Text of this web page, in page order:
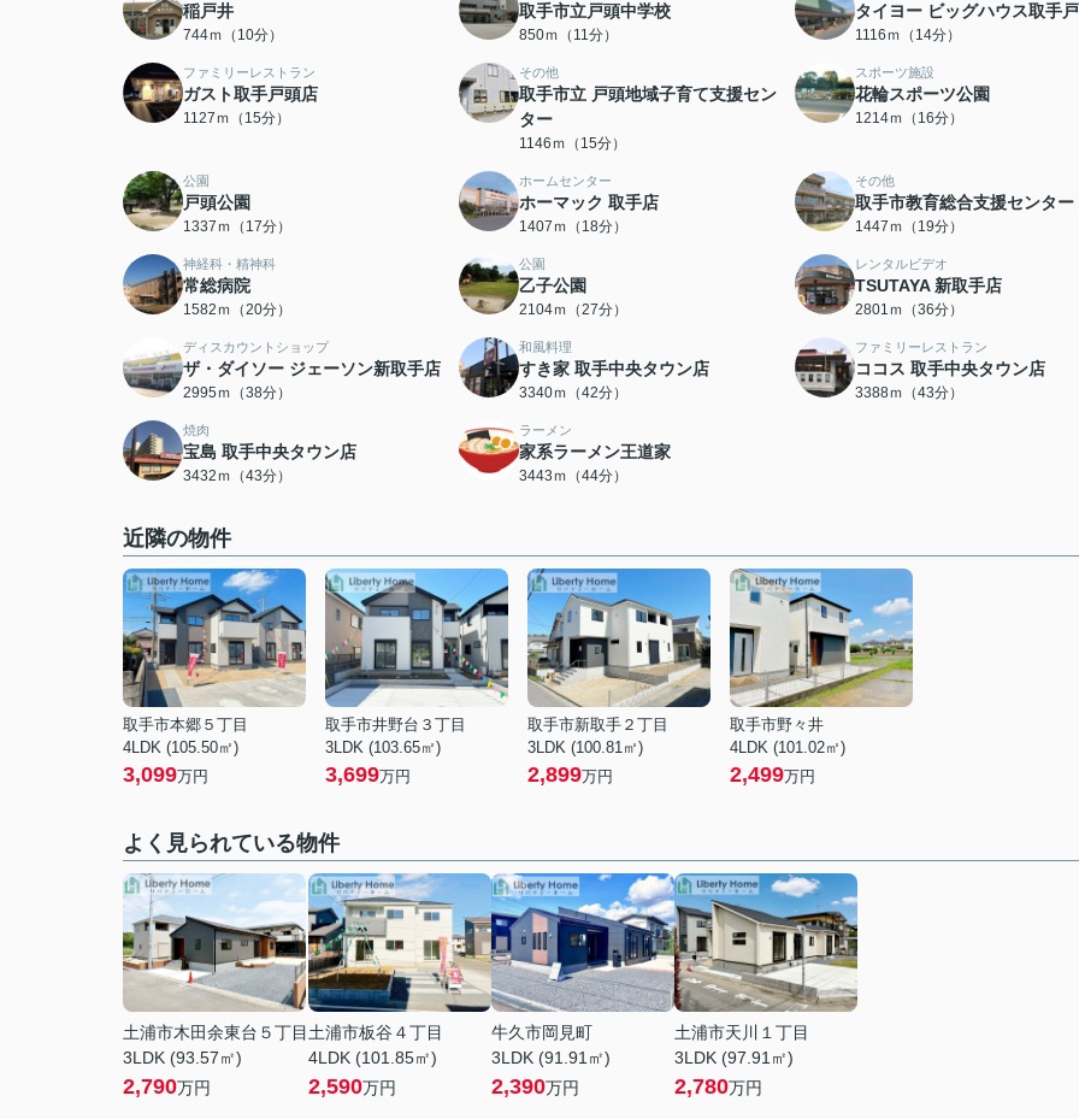
稲戸井
744ｍ（10分）
取手市立戸頭中学校
850ｍ（11分）
タイヨー ビッグハウス取手
1116ｍ（14分）
ファミリーレストラン
ガスト取手戸頭店
1127ｍ（15分）
その他
取手市立 戸頭地域子育て支援セン
ター
1146ｍ（15分）
スポーツ施設
花輪スポーツ公園
1214ｍ（16分）
公園
戸頭公園
1337ｍ（17分）
ホームセンター
ホーマック 取手店
1407ｍ（18分）
その他
取手市教育総合支援センター
1447ｍ（19分）
神経科・精神科
常総病院
1582ｍ（20分）
公園
乙子公園
2104ｍ（27分）
レンタルビデオ
TSUTAYA 新取手店
2801ｍ（36分）
ディスカウントショップ
ザ・ダイソー ジェーソン新取手店
2995ｍ（38分）
和風料理
すき家 取手中央タウン店
3340ｍ（42分）
ファミリーレストラン
ココス 取手中央タウン店
3388ｍ（43分）
焼肉
宝島 取手中央タウン店
3432ｍ（43分）
ラーメン
家系ラーメン王道家
3443ｍ（44分）
近隣の物件
取手市本郷５丁目
4LDK (105.50㎡)
3,099万円
取手市井野台３丁目
3LDK (103.65㎡)
3,699万円
取手市新取手２丁目
3LDK (100.81㎡)
2,899万円
取手市野々井
4LDK (101.02㎡)
2,499万円
よく見られている物件
土浦市木田余東台５丁目
3LDK (93.57㎡)
2,790万円
土浦市板谷４丁目
4LDK (101.85㎡)
2,590万円
牛久市岡見町
3LDK (91.91㎡)
2,390万円
土浦市天川１丁目
3LDK (97.91㎡)
2,780万円